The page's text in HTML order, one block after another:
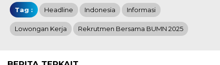
Tag : Headline Indonesia Informasi
Lowongan Kerja Rekrutmen Bersama BUMN 2025